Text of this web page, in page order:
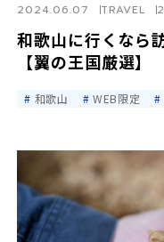
和歌山に行くなら
【翼の王国厳選】
2024.06.07 TRAVEL
和歌山 WEB限定